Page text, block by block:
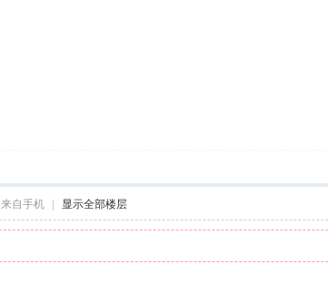
来自手机 显示全部楼层